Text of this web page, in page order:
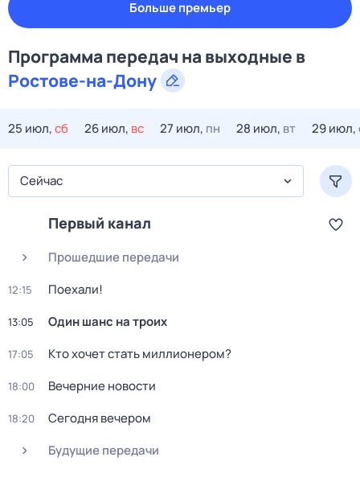
Больше премьер
Программа передач на выходные в
Ростове-на-Дону
25 июл,сб 26 июл, вс 27 июл, пн 28 июл, вт 29 июл,
Сейчас
Первый канал
Прошедшие передачи
12:15 Поехали!
13:05 Один шанс на троих
17:05 Кто хочет стать миллионером?
18:00 Вечерние новости
18:20
Сегодня вечером
Будущие передачи